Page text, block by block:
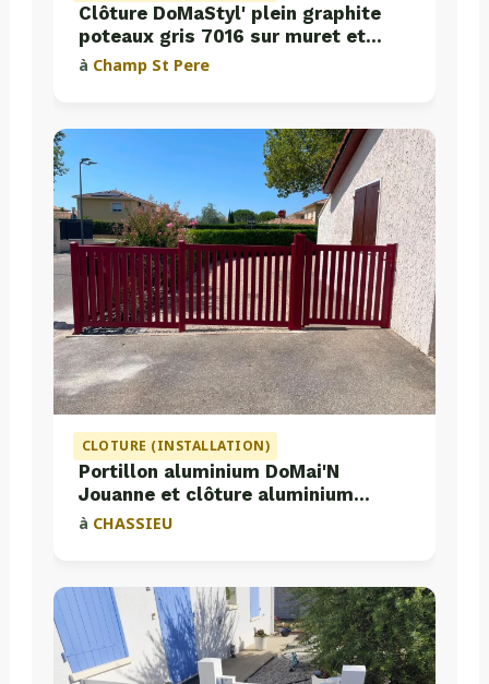
Clôture DoMaStyl' plein graphite
poteaux gris 7016 sur muret et
portail coulissant Classic Strong
à Champ St Pere
CLOTURE (INSTALLATION)
Portillon aluminium DoMai'N
Jouanne et clôture aluminium
Valette
à CHASSIEU